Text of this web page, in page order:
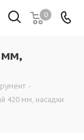
0
мм,
-
420 мм, насадки